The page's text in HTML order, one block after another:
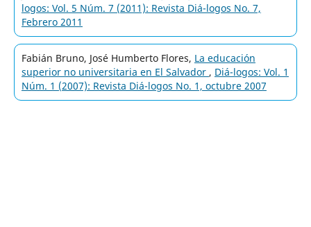
logos: Vol. 5 Núm. 7 (2011): Revista Diá-logos No. 7,
Febrero 2011
Fabián Bruno, José Humberto Flores, La educación
superior no universitaria en El Salvador , Diá-logos: Vol. 1
Núm. 1 (2007): Revista Diá-logos No. 1, octubre 2007